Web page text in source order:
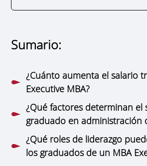
Sumario:
¿Cuánto aumenta el salario
Executive MBA?
¿Qué factores determinan el
graduado en administración
¿Qué roles de liderazgo
los graduados de un MBA